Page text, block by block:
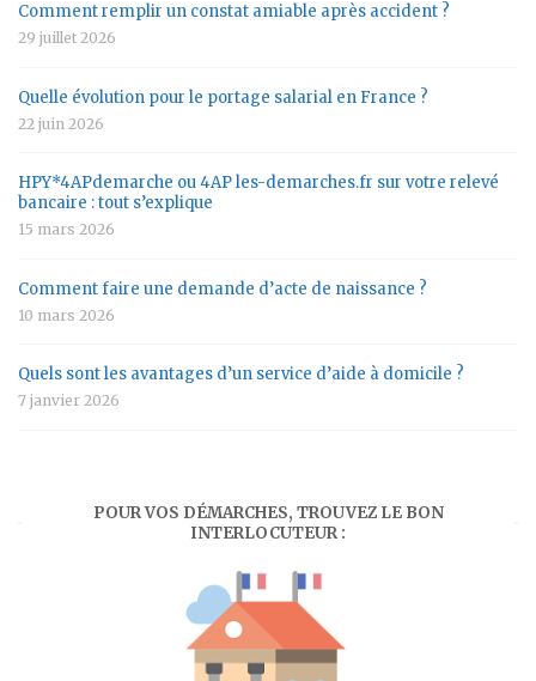
Comment remplir un constat amiable après accident ?
29 juillet 2026
Quelle évolution pour le portage salarial en France ?
22 juin 2026
HPY*4APdemarche ou 4AP les-demarches.fr sur votre relevé
bancaire : tout s’explique
15 mars 2026
Comment faire une demande d’acte de naissance ?
10 mars 2026
Quels sont les avantages d’un service d’aide à domicile ?
7 janvier 2026
POUR VOS DÉMARCHES, TROUVEZ LE BON
INTERLOCUTEUR :